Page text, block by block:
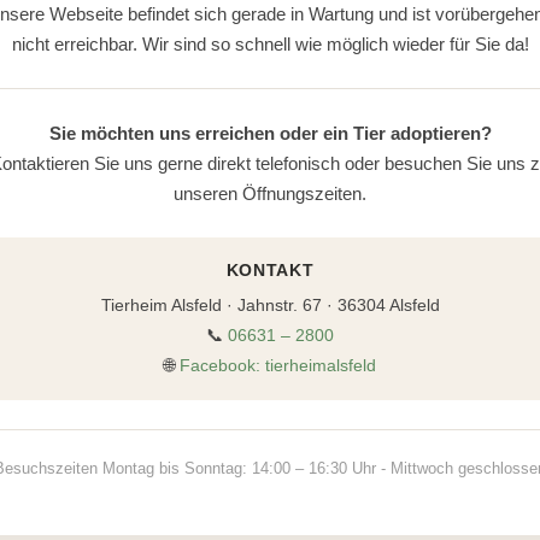
Webseite befindet sich gerade in Wartung und ist
nicht erreichbar. Wir sind so schnell wie möglich wieder für Sie da!
Sie möchten uns erreichen oder ein Tier adoptieren?
Sie uns gerne direkt telefonisch oder besuchen Sie uns
unseren Öffnungszeiten.
KONTAKT
Tierheim Alsfeld · Jahnstr. 67 · 36304 Alsfeld
📞 06631 – 2800
🌐 Facebook: tierheimalsfeld
Montag bis Sonntag: 14:00 – 16:30 Uhr - Mittwoch